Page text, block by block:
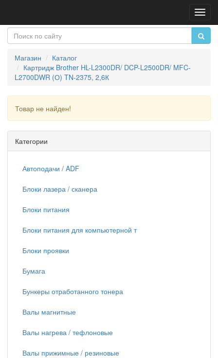
Магазин
Каталог
Картридж Brother HL-L2300DR/ DCP-L2500DR/ MFC-
L2700DWR (О) TN-2375, 2,6К
Товар не найден!
Категории
Автоподачи / ADF
Блоки лазера / сканера
Блоки питания
Блоки питания для компьютерной т
Блоки проявки
Бумага
Бункеры отработанного тонера
Валы магнитные
Валы нагрева / тефлоновые
Валы прижимные / резиновые